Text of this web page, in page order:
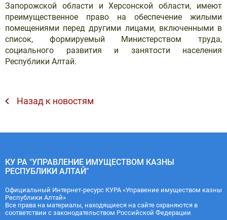
Запорожской области и Херсонской области, имеют
преимущественное право на обеспечение жилыми
помещениями перед другими лицами, включенными в
список, формируемый Министерством труда,
социального развития и занятости населения
Республики Алтай.
Назад к новостям
КУ РА "УПРАВЛЕНИЕ ИМУЩЕСТВОМ КАЗНЫ
РЕСПУБЛИКИ АЛТАЙ"
Официальный Интернет-ресурс КУРА «Управение имуществом казны
Республики Алтай»
Все права на материалы, находящиеся на сайте охраняются в
соответствии с законодательством Российской Федерации